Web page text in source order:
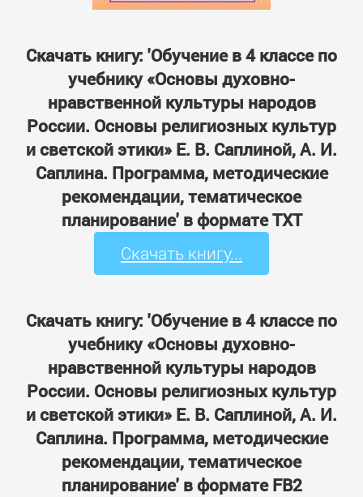
Скачать книгу: 'Обучение в 4 классе по
учебнику «Основы духовно-
нравственной культуры народов
России. Основы религиозных культур
и светской этики» Е. В. Саплиной, А. И.
Саплина. Программа, методические
рекомендации, тематическое
планирование' в формате TXT
Скачать книгу...
Скачать книгу: 'Обучение в 4 классе по
учебнику «Основы духовно-
нравственной культуры народов
России. Основы религиозных культур
и светской этики» Е. В. Саплиной, А. И.
Саплина. Программа, методические
рекомендации, тематическое
планирование' в формате FB2